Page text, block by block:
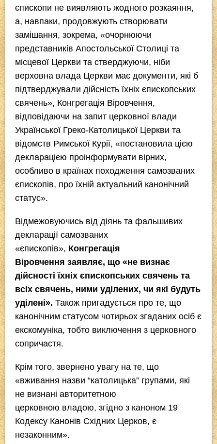
єпископи не виявляють жодного розкаяння,
а, навпаки, продовжують створювати
замішання, зокрема, «очорнюючи
представників Апостольської Столиці та
місцевої Церкви та стверджуючи, ніби
верховна влада Церкви має документи, які б
підтверджували дійсність їхніх єпископських
свячень», Конгрегація Віровчення,
відповідаючи на запит церковної влади
Української Греко-Католицької Церкви та
відомств Римської Курії, «постановила цією
декларацією проінформувати вірних,
особливо в країнах походження самозваних
єпископів, про їхній актуальний канонічний
статус».
Відмежовуючись від діянь та фальшивих
декларації самозваних
«єпископів», Конгрегація
Віровчення заявляє, що «не визнає
дійсності їхніх єпископських свячень та
всіх свячень, ними уділених, чи які будуть
уділені». Також пригадується про те, що
канонічним статусом чотирьох згаданих осіб є
екскомуніка, тобто виключення з церковного
сопричастя.
Крім того, звернено увагу на те, що
«вживання назви “католицька” групами, які
не визнані авторитетною
церковною владою, згідно з каноном 19
Кодексу Канонів Східних Церков, є
незаконним».